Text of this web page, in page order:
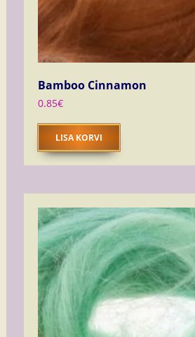
Bamboo Cinnamon
0.85€
LISA KORVI